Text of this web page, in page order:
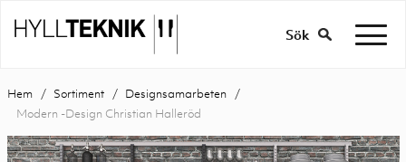
Sök
Hem Sortiment
Designsamarbeten
Modern -Design Christian Halleröd